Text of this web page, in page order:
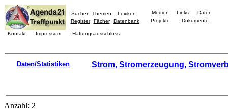
Suchen Themen
Lexikon
Register
Fächer Datenbank
Medien Links
Daten
Projekte
Dokumente
Kontakt Impressum Haftungsausschluss
Daten/Statistiken Strom, Stromerzeugung,
Anzahl: 2